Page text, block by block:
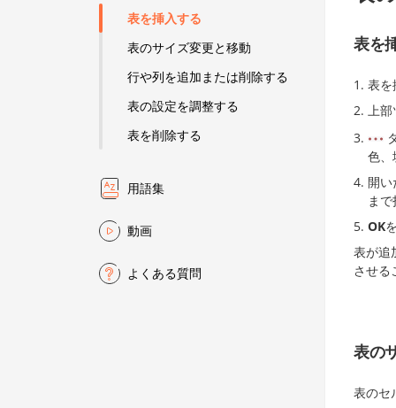
表を挿入する
表のサイズ変更と移動
行や列を追加または削除する
表の設定を調整する
表を削除する
用語集
動画
よくある質問
表を
表を
上
色、
開い
ま
OK
表が追
させる
表の
表のセ